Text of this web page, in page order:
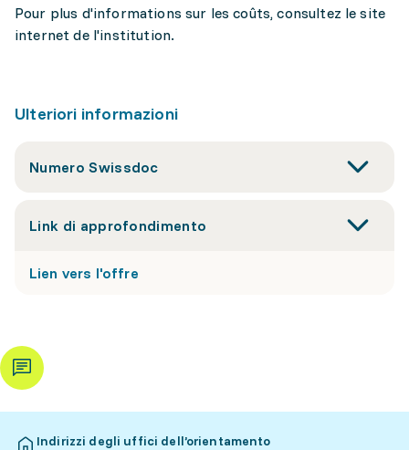
Pour plus d'informations sur les coûts, consultez le site
internet de l'institution.
Ulteriori informazioni
Numero Swissdoc
Link di approfondimento
Lien vers l'offre
Indirizzi degli uffici dell’orientamento